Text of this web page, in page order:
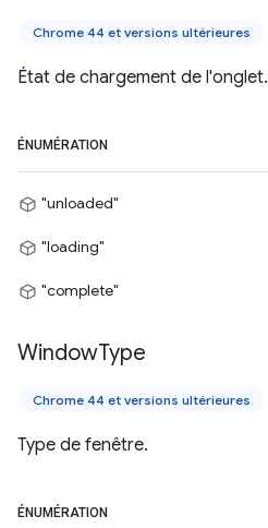
Chrome 44 et versions ultérieures
État de chargement de l'onglet.
ÉNUMÉRATION
"unloaded"
"loading"
"complete"
WindowType
Chrome 44 et versions ultérieures
Type de fenêtre.
ÉNUMÉRATION